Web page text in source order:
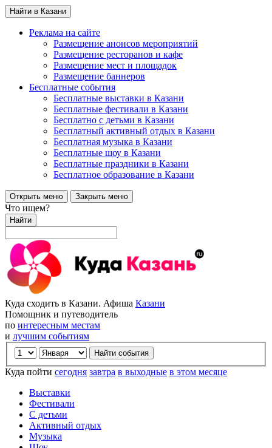
Найти в Казани
Реклама на сайте
Размещение анонсов мероприятий
Размещение ресторанов и кафе
Размещение мест и площадок
Размещение баннеров
Бесплатные события
Бесплатные выставки в Казани
Бесплатные фестивали в Казани
Бесплатно с детьми в Казани
Бесплатный активный отдых в Казани
Бесплатная музыка в Казани
Бесплатные шоу в Казани
Бесплатные праздники в Казани
Бесплатное образование в Казани
Открыть меню Закрыть меню
Что ищем?
Найти
Куда сходить в Казани. Афиша Казани
Помощник и путеводитель
по интересным местам
и лучшим событиям
Куда пойти сегодня завтра в выходные в этом месяце
Выставки
Фестивали
С детьми
Активный отдых
Музыка